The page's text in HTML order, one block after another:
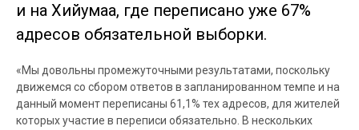
и на Хийумаа, где переписано уже 67%
адресов обязательной выборки.
«Мы довольны промежуточными результатами, поскольку
движемся со сбором ответов в запланированном темпе и на
данный момент переписаны 61,1% тех адресов, для жителей
которых участие в переписи обязательно. В нескольких